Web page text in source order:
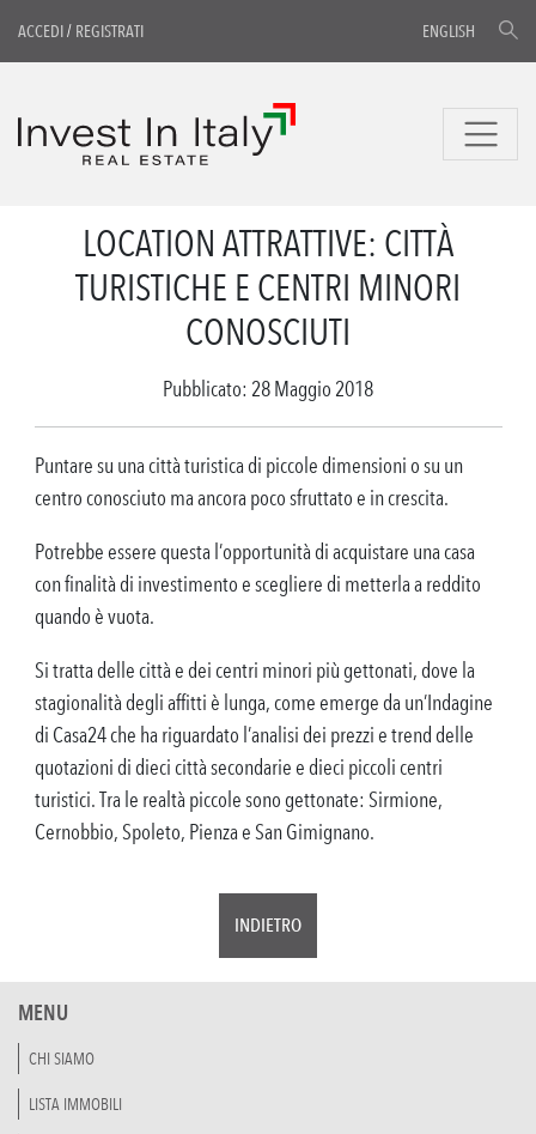
ACCEDI/ REGISTRATI ENGLISH
LOCATION ATTRATTIVE: CITTÀ
TURISTICHE E CENTRI MINORI
CONOSCIUTI
Pubblicato: 28 Maggio 2018
Puntare su una città turistica di piccole dimensioni o su un
centro conosciuto ma ancora poco sfruttato e in crescita.
Potrebbe essere questa l’opportunità di acquistare una casa
con finalità di investimento e scegliere di metterla a reddito
quando è vuota.
Si tratta delle città e dei centri minori più gettonati, dove la
stagionalità degli affitti è lunga, come emerge da un’Indagine
di Casa24 che ha riguardato l’analisi dei prezzi e trend delle
quotazioni di dieci città secondarie e dieci piccoli centri
turistici. Tra le realtà piccole sono gettonate: Sirmione,
Cernobbio, Spoleto, Pienza e San Gimignano.
INDIETRO
MENU
CHI SIAMO
LISTA IMMOBILI